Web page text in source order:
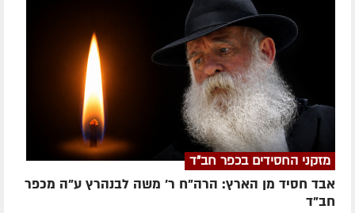
מזקני החסידים בכפר חב"ד
אבד חסיד מן הארץ: הרה"ח ר' משה לבנהרץ ע"ה מכפר
חב"ד